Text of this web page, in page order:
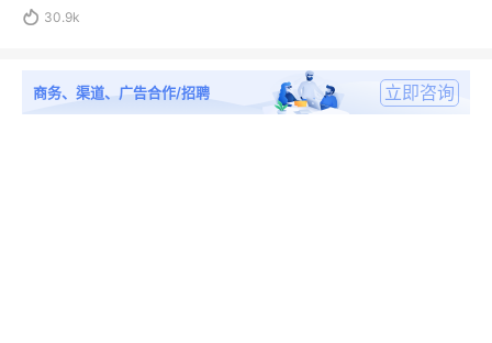
 30.9k
商务、渠道、广告合作/招聘 立即咨询